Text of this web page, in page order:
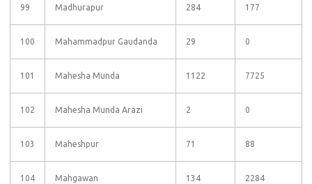
99 Madhurapur 284 177
100 Mahammadpur Gaudanda 29 0
101 Mahesha Munda 1122 7725
102 Mahesha Munda Arazi 2 0
103 Maheshpur 71 88
104 Mahgawan 134 2284